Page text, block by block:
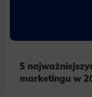
5
marketingu w